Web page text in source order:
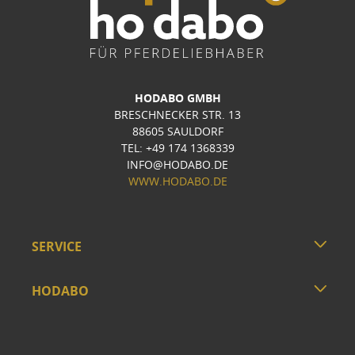
HODABO GMBH
BRESCHNECKER STR. 13
88605 SAULDORF
TEL: +49 174 1368339
INFO@HODABO.DE
WWW.HODABO.DE
SERVICE
HODABO